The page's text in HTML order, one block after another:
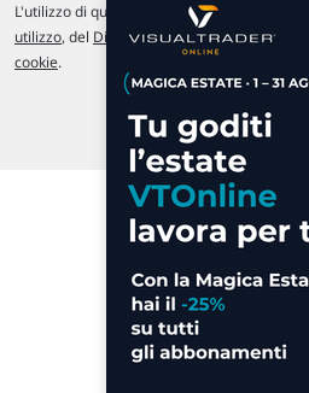
L'utilizzo di questo sito implica
utilizzo, del Disclaimer MAR, dellePolitiche
cookie.